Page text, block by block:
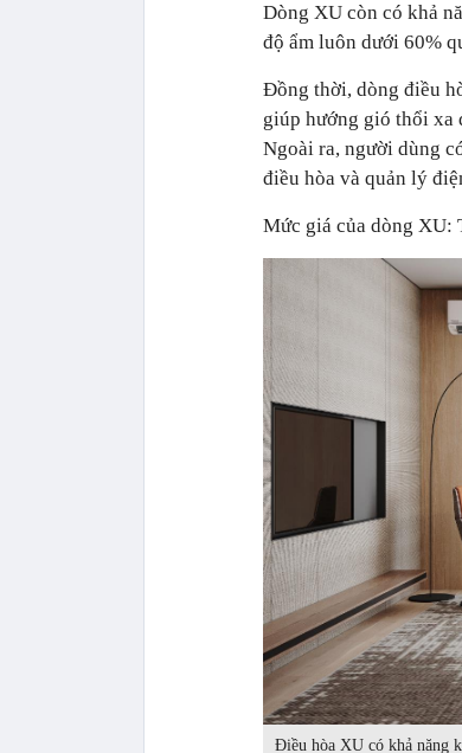
Dòng XU còn có khả
độ ẩm luôn dưới 60%
Đồng thời, dòng điều
giúp hướng gió thổi xa
Ngoài ra, người dùng
điều hòa và quản lý
Mức giá của dòng XU:
Điều hòa XU có khả năng